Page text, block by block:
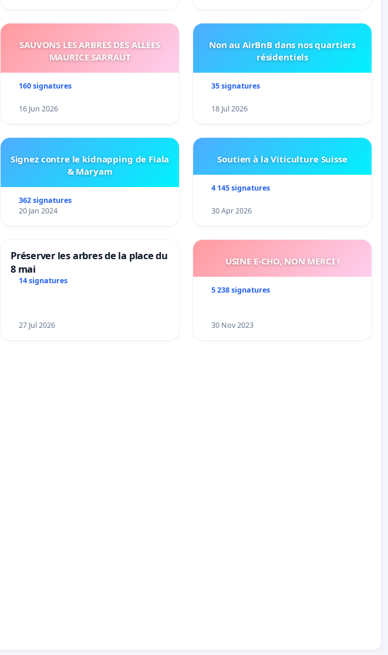
SAUVONS LES ARBRES DES ALLÉES
MAURICE SARRAUT
160 signatures
16 Jun 2026
Non au AirBnB dans nos quartiers
résidentiels
35 signatures
18 Jul 2026
Signez contre le kidnapping de Fiala
& Maryam
362 signatures
20 Jan 2024
Soutien à la Viticulture Suisse
4 145 signatures
30 Apr 2026
Préserver les arbres de la place du
8 mai
14 signatures
27 Jul 2026
USINE E-CHO, NON MERCI !
5 238 signatures
30 Nov 2023